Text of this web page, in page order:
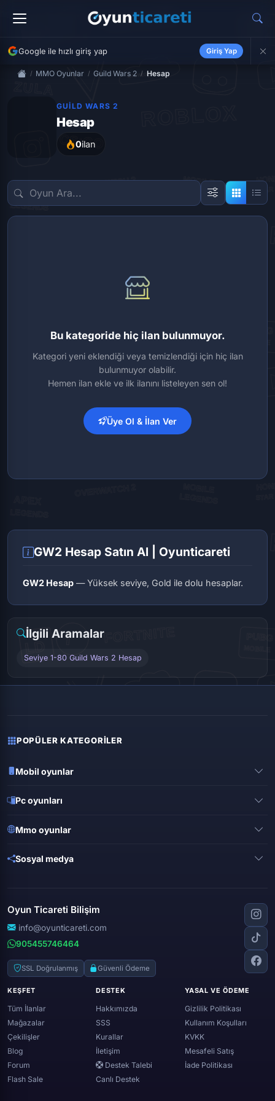
Google ile hızlı giriş yap Giriş Yap
MMO Oyunlar Guild Wars 2 Hesap
GUILD WARS 2
Hesap
0ilan
Bu kategoride hiç ilan bulunmuyor.
Kategori yeni eklendiği veya temizlendiği için hiç ilan
bulunmuyor olabilir.
Hemen ilan ekle ve ilk ilanını listeleyen sen ol!
Üye Ol & İlan Ver
GW2 Hesap Satın Al | Oyunticareti
GW2 Hesap — Yüksek seviye, Gold ile dolu hesaplar.
İlgili Aramalar
Seviye 1-80 Guild Wars 2 Hesap
POPÜLER KATEGORILER
Mobil oyunlar
Mobile legends
Free fire
Minecraft
Pc oyunları
Gta online
Lost ark
World of warcraft
Zula
Mmo oyunlar
Wolfteam
Black desert online
Genshin ımpact
Sosyal medya
Discord
Youtube
Twitter (x)
Spotify
Oyun Ticareti Bilişim
info@oyunticareti.com
905455746464
SSL Doğrulanmış Güvenli Ödeme
KEŞFET
Tüm İlanlar
Mağazalar
Çekilişler
Blog
Forum
Flash Sale
DESTEK
Hakkımızda
SSS
Kurallar
İletişim
Destek Talebi
Canlı Destek
YASAL VE ÖDEME
Gizlilik Politikası
Kullanım Koşulları
KVKK
Mesafeli Satış
İade Politikası